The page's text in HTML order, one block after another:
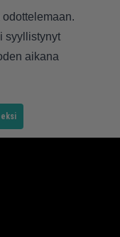
syyllistynyt
aikana